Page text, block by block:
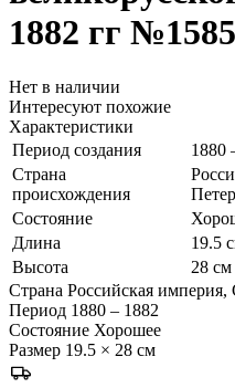
1882 гг
Нет в наличии
Интересуют похожие
Характеристики
Период создания
1880
Страна
происхождения
Состояние
Длина
19.5
Высота
28 см
Страна Российская империя,
Период 1880 – 1882
Состояние Хорошее
Размер 19.5 × 28 см